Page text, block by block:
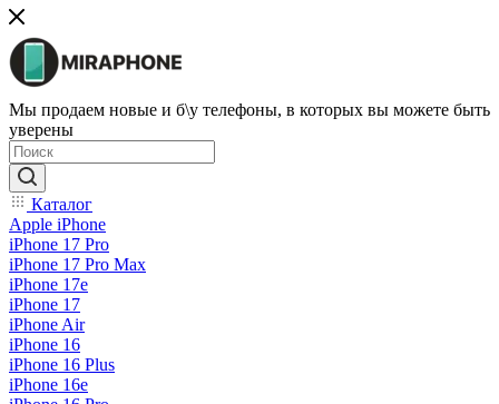
Мы продаем новые и б\у телефоны, в которых вы можете быть
уверены
Каталог
Apple iPhone
iPhone 17 Pro
iPhone 17 Pro Max
iPhone 17e
iPhone 17
iPhone Air
iPhone 16
iPhone 16 Plus
iPhone 16e